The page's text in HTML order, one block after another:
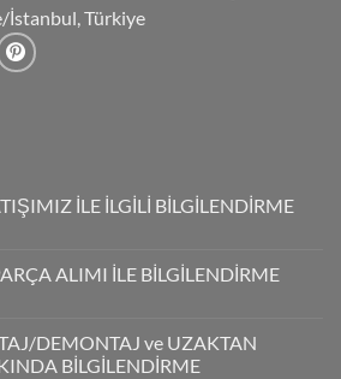
İstanbul, Türkiye
İLE İLGİLİ BİLGİLENDİRME
ALIMI İLE BİLGİLENDİRME
DEMONTAJ ve UZAKTAN
BİLGİLENDİRME